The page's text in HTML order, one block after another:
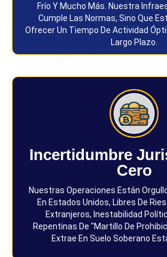
Frío Y Mucho Más. Nuestra
Cumple Las Normas, Sino Que
Ofrecer Un Tiempo De Actividad
Largo Plazo.
Incertidumbre
Cero
Nuestras Operaciones Están
En Estados Unidos, Libres De
Extranjeros, Inestabilidad
Repentinas De "martillo De
Extrae En Suelo Soberano